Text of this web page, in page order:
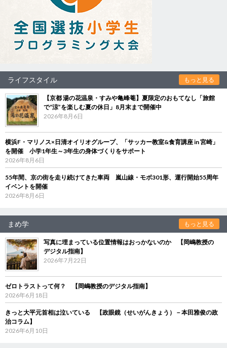
ライフスタイル もっと見る
【京都 湯の花温泉・すみや亀峰菴】夏限定のおもてなし「旅館
で“涼”を楽しむ夏の休日」8月末まで開催中
2026年8月6日
横浜F・マリノス×日清オイリオグループ、「サッカー教室&食育講座 in 宮崎」
を開催 小学1年生～3年生の身体づくりをサポート
2026年8月6日
55年間、京の街を走り続けてきた車両 嵐山線・モボ301形、運行開始55周年
イベントを開催
2026年8月6日
まめ学 もっと見る
写真に埋まっている位置情報はおっかないのか 【岡嶋教授の
デジタル指南】
2026年7月22日
ゼロトラストって何？ 【岡嶋教授のデジタル指南】
2026年6月18日
きっと大平元首相は泣いている 【政眼鏡（せいがんきょう）－本田雅俊の政
治コラム】
2026年6月10日